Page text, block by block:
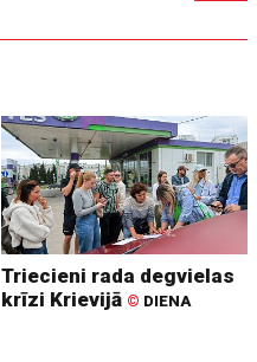
Triecieni rada degvielas
krīzi Krievijā © DIENA